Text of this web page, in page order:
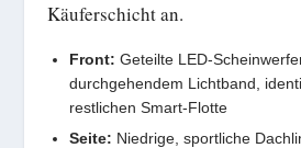
Käuferschicht an.
Front: Geteilte LED-
durchgehendem Lichtband,
restlichen Smart-Flotte
Seite: Niedrige, sportliche